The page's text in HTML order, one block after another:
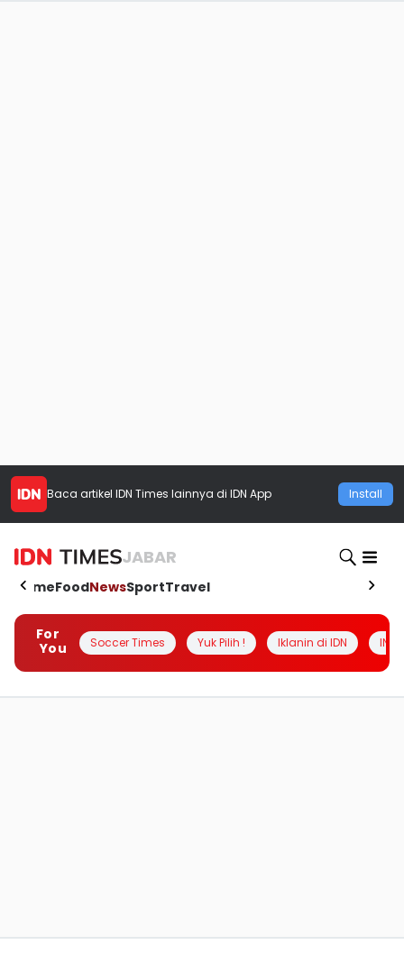
Baca artikel IDN Times lainnya di IDN App Install
JABAR
HomeFoodNewsSportTravel
For
You
Soccer Times Yuk Pilih ! Iklanin di IDN